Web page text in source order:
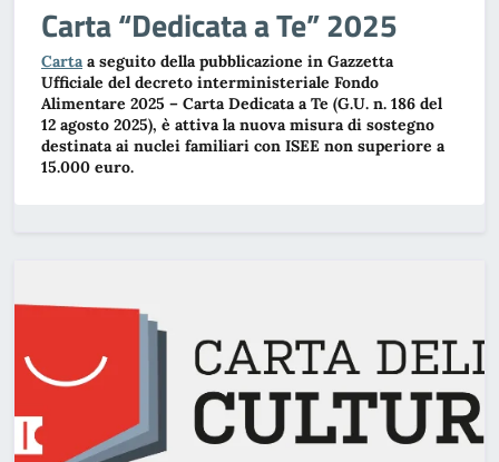
Carta “Dedicata a Te” 2025
Carta a seguito della pubblicazione in Gazzetta
Ufficiale del decreto interministeriale Fondo
Alimentare 2025 – Carta Dedicata a Te (G.U. n. 186 del
12 agosto 2025), è attiva la nuova misura di sostegno
destinata ai nuclei familiari con ISEE non superiore a
15.000 euro.